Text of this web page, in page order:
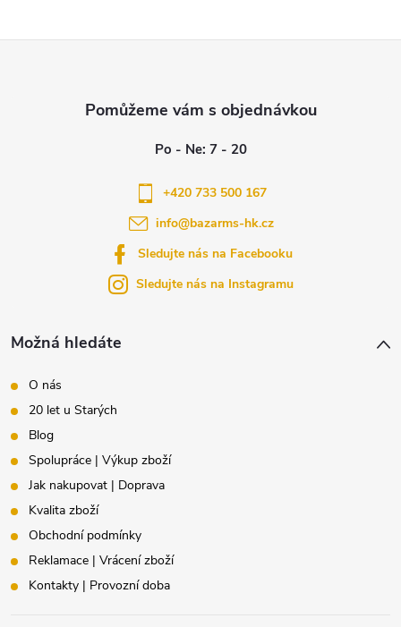
i
Možná hledáte
O nás
20 let u Starých
Blog
Spolupráce | Výkup zboží
Jak nakupovat | Doprava
Kvalita zboží
Obchodní podmínky
Reklamace | Vrácení zboží
Kontakty | Provozní doba
info@bazarms-hk.cz
+420 733 500 167
Sledujte nás na Facebooku
Sledujte nás na Instagramu